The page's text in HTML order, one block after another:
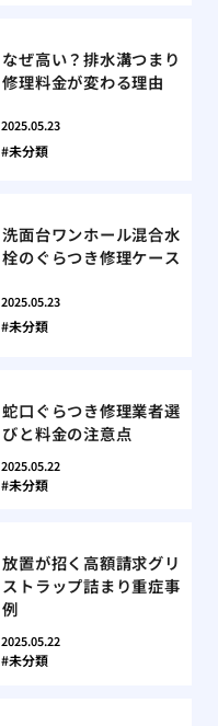
なぜ高い？排水溝つまり
修理料金が変わる理由
2025.05.23
未分類
洗面台ワンホール混合水
栓のぐらつき修理ケース
2025.05.23
未分類
蛇口ぐらつき修理業者選
びと料金の注意点
2025.05.22
未分類
放置が招く高額請求グリ
ストラップ詰まり重症事
例
2025.05.22
未分類